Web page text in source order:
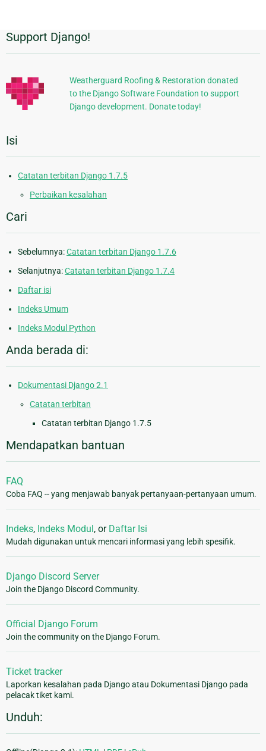
Informasi
Tambahan
Support Django!
Weatherguard Roofing & Restoration donated
to the Django Software Foundation to support
Django development. Donate today!
Isi
Catatan terbitan Django 1.7.5
Perbaikan kesalahan
Cari
Sebelumnya:Catatan terbitan Django 1.7.6
Selanjutnya:Catatan terbitan Django 1.7.4
Daftar isi
Indeks Umum
Indeks Modul Python
Anda berada di:
Dokumentasi Django 2.1
Catatan terbitan
Catatan terbitan Django 1.7.5
Mendapatkan bantuan
FAQ
Coba FAQ -- yang menjawab banyak pertanyaan-pertanyaan umum.
Indeks, Indeks Modul , or Daftar Isi
Mudah digunakan untuk mencari informasi yang lebih spesifik.
Django Discord Server
Join the Django Discord Community.
Official Django Forum
Join the community on the Django Forum.
Ticket tracker
Laporkan kesalahan pada Django atau Dokumentasi Django pada
pelacak tiket kami.
Unduh: